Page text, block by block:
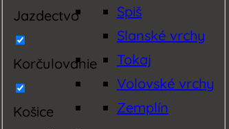
Jazdectvo
Korčulovanie
Košice
Spiš
Slanské vrchy
Tokaj
Volovské vrchy
Zemplín